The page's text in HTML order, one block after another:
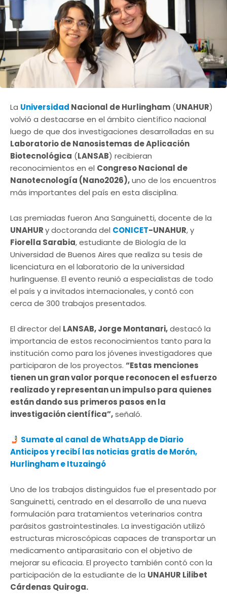
La Universidad Nacional de Hurlingham (UNAHUR)
volvió a destacarse en el ámbito científico nacional
luego de que dos investigaciones desarrolladas en su
Laboratorio de Nanosistemas de Aplicación
Biotecnológica (LANSAB) recibieran
reconocimientos en el Congreso Nacional de
Nanotecnología (Nano2026),uno de los encuentros
más importantes del país en esta disciplina.
Las premiadas fueron Ana Sanguinetti, docente de la
UNAHURy doctoranda del CONICET-UNAHUR, y
Fiorella Sarabia, estudiante de Biología de la
Universidad de Buenos Aires que realiza su tesis de
licenciatura en el laboratorio de la universidad
hurlinguense. El evento reunió a especialistas de todo
el país y a invitados internacionales, y contó con
cerca de 300 trabajos presentados.
El director del LANSAB, Jorge Montanari,destacó la
importancia de estos reconocimientos tanto para la
institución como para los jóvenes investigadores que
participaron de los proyectos. “Estas menciones
tienen un gran valor porque reconocen el esfuerzo
realizado y representan un impulso para quienes
están dando sus primeros pasos en la
investigación científica”,señaló.
Sumate al canal de WhatsApp de Diario
Anticipos y recibí las noticias gratis de Morón,
Hurlingham e Ituzaingó
Uno de los trabajos distinguidos fue el presentado por
Sanguinetti, centrado en el desarrollo de una nueva
formulación para tratamientos veterinarios contra
parásitos gastrointestinales. La investigación utilizó
estructuras microscópicas capaces de transportar un
medicamento antiparasitario con el objetivo de
mejorar su eficacia. El proyecto también contó con la
participación de la estudiante de la UNAHUR Lilibet
Cárdenas Quiroga.